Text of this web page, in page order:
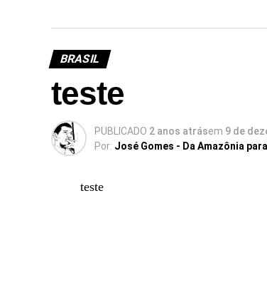
BRASIL
teste
PUBLICADO 2 anos atrásem 9 de
Por: José Gomes - Da Amazônia
teste